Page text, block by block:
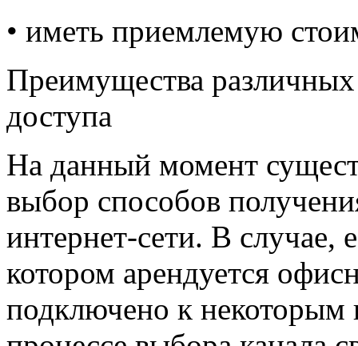
• иметь приемлемую
Преимущества
доступа
На данный момент
выбор способов
интернет-сети. В случае,
котором арендуется
подключено к некоторым